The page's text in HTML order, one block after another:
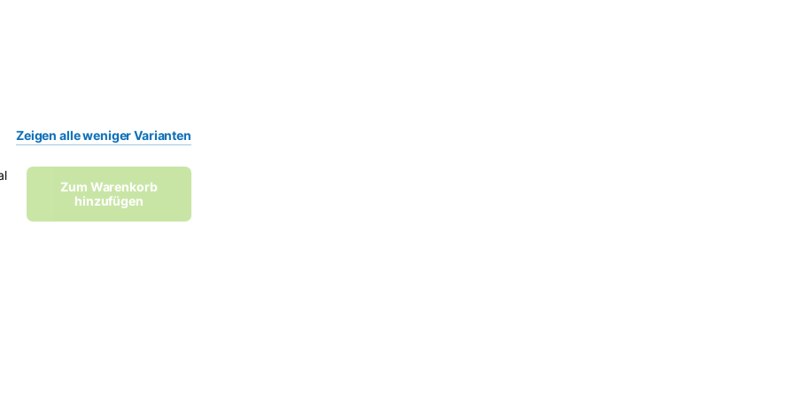
ZeigenallewenigerVarianten
Zum Warenkorb
hinzufügen